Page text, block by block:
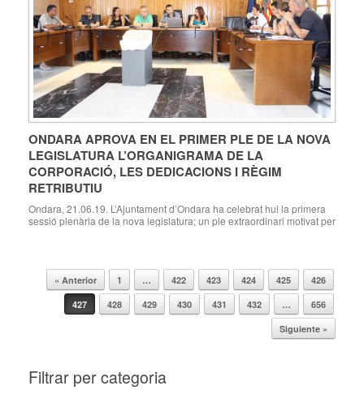
ONDARA APROVA EN EL PRIMER PLE DE LA NOVA
LEGISLATURA L’ORGANIGRAMA DE LA
CORPORACIÓ, LES DEDICACIONS I RÈGIM
RETRIBUTIU
Ondara, 21.06.19. L’Ajuntament d’Ondara ha celebrat hui la primera
sessió plenària de la nova legislatura; un ple extraordinari motivat per
Portaveus, en la que estan […]
Navegador de artículos
« Anterior 1 … 422 423 424 425
426
427
428 429 430 431 432 …
656
Siguiente »
Filtrar per categoria